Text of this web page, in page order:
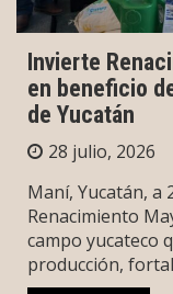
Invierte
en beneficio
de Yucatán
28 julio, 2026
Maní, Yucatán, a
Renacimiento
campo yucateco
producción,